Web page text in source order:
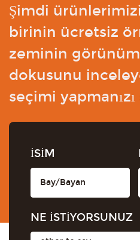
Şimdi
birinin ücretsiz
zeminin
dokusunu
seçimi yapmanızı
İSİM
NE İSTİYORSUNUZ